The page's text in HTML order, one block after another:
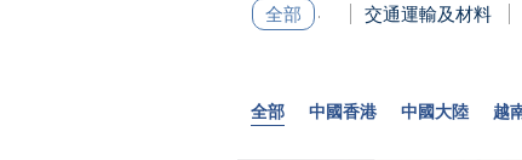
全部 交通運輸及材料
全部 中國香港 中國大陸 越